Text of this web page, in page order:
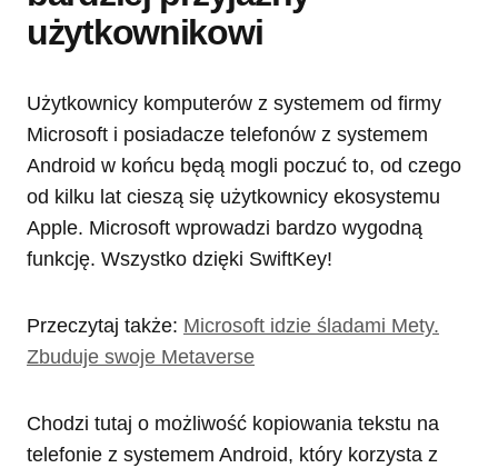
użytkownikowi
Użytkownicy komputerów z systemem od firmy
Microsoft i posiadacze telefonów z systemem
Android w końcu będą mogli poczuć to, od czego
od kilku lat cieszą się użytkownicy ekosystemu
Apple. Microsoft wprowadzi bardzo wygodną
funkcję. Wszystko dzięki SwiftKey!
Przeczytaj także: Microsoft idzie śladami Mety.
Zbuduje swoje Metaverse
Chodzi tutaj o możliwość kopiowania tekstu na
telefonie z systemem Android, który korzysta z